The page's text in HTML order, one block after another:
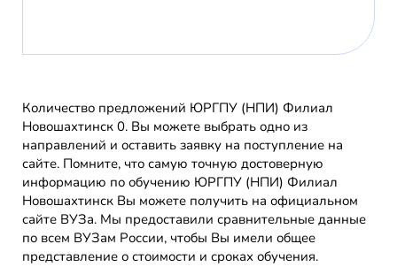
Количество предложений ЮРГПУ (НПИ) Филиал
Новошахтинск 0. Вы можете выбрать одно из
направлений и оставить заявку на поступление на
сайте. Помните, что самую точную достоверную
информацию по обучению ЮРГПУ (НПИ) Филиал
Новошахтинск Вы можете получить на официальном
сайте ВУЗа. Мы предоставили сравнительные данные
по всем ВУЗам России, чтобы Вы имели общее
представление о стоимости и сроках обучения.